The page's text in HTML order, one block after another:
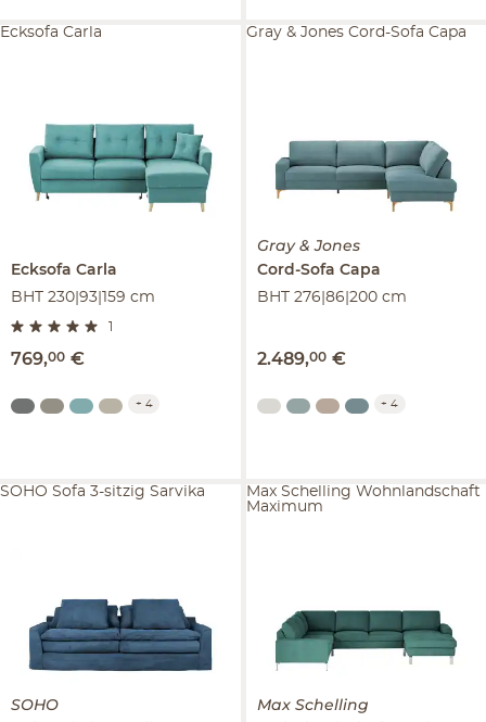
Ecksofa Carla
BHT 230|93|159 cm
1
769,00 €
Ecksofa Carla
+ 4
Gray & Jones
Cord-Sofa Capa
BHT 276|86|200 cm
2.489,00 €
Gray & Jones Cord-Sofa Capa
+ 4
SOHO
SOHO Sofa 3-sitzig Sarvika
Max Schelling
Max Schelling Wohnlandschaft
Maximum